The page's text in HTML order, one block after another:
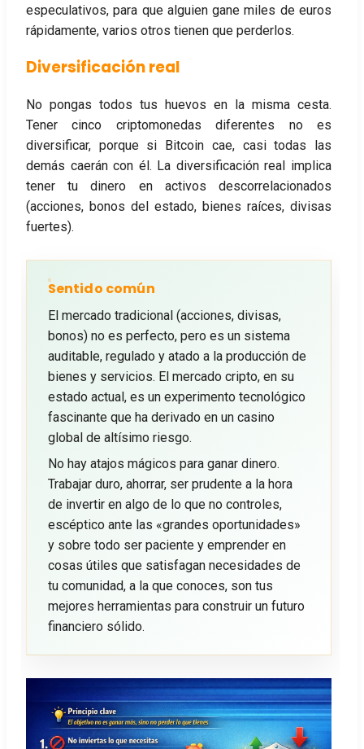
especulativos, para que alguien gane miles de euros
rápidamente, varios otros tienen que perderlos.
Diversificación real
No pongas todos tus huevos en la misma cesta.
Tener cinco criptomonedas diferentes no es
diversificar, porque si Bitcoin cae, casi todas las
demás caerán con él. La diversificación real implica
tener tu dinero en activos descorrelacionados
(acciones, bonos del estado, bienes raíces, divisas
fuertes).
Sentido común
El mercado tradicional (acciones, divisas,
bonos) no es perfecto, pero es un sistema
auditable, regulado y atado a la producción de
bienes y servicios. El mercado cripto, en su
estado actual, es un experimento tecnológico
fascinante que ha derivado en un casino
global de altísimo riesgo.
No hay atajos mágicos para ganar dinero.
Trabajar duro, ahorrar, ser prudente a la hora
de invertir en algo de lo que no controles,
escéptico ante las «grandes oportunidades»
y sobre todo ser paciente y emprender en
cosas útiles que satisfagan necesidades de
tu comunidad, a la que conoces, son tus
mejores herramientas para construir un futuro
financiero sólido.